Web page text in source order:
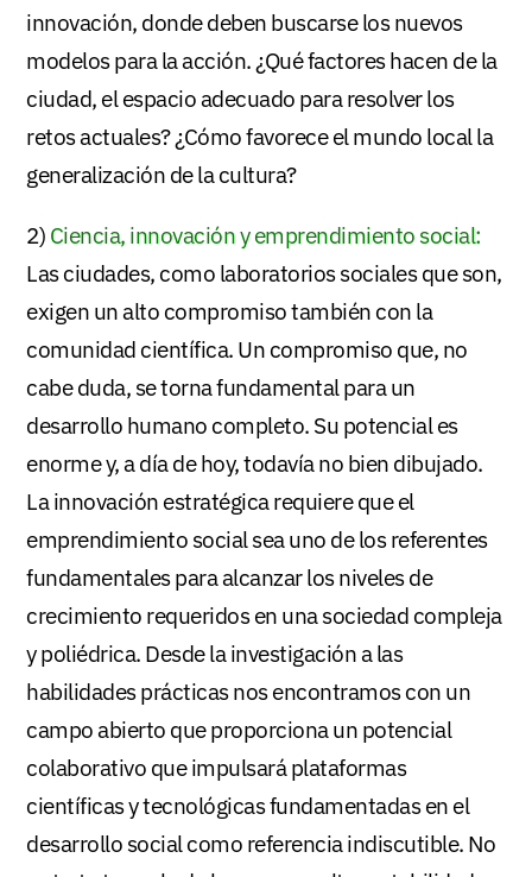
innovación, donde deben buscarse los nuevos
modelos para la acción. ¿Qué factores hacen de la
ciudad, el espacio adecuado para resolver los
retos actuales? ¿Cómo favorece el mundo local la
generalización de la cultura?
2) Ciencia, innovación y emprendimiento social:
Las ciudades, como laboratorios sociales que son,
exigen un alto compromiso también con la
comunidad científica. Un compromiso que, no
cabe duda, se torna fundamental para un
desarrollo humano completo. Su potencial es
enorme y, a día de hoy, todavía no bien dibujado.
La innovación estratégica requiere que el
emprendimiento social sea uno de los referentes
fundamentales para alcanzar los niveles de
crecimiento requeridos en una sociedad compleja
y poliédrica. Desde la investigación a las
habilidades prácticas nos encontramos con un
campo abierto que proporciona un potencial
colaborativo que impulsará plataformas
científicas y tecnológicas fundamentadas en el
desarrollo social como referencia indiscutible. No